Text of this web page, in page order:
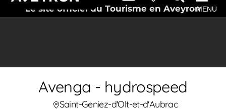
Le site officiel du Tourisme en AveyronMENU
Avenga - hydrospeed
Saint-Geniez-d'Olt-et-d'Aubrac